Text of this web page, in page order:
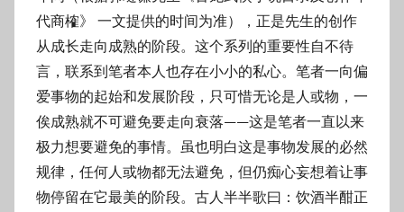
代商榷》 一文提供的时间为准），正是先生的创作
从成长走向成熟的阶段。这个系列的重要性自不待
言，联系到笔者本人也存在小小的私心。笔者一向偏
爱事物的起始和发展阶段，只可惜无论是人或物，一
俟成熟就不可避免要走向衰落——这是笔者一直以来
极力想要避免的事情。虽也明白这是事物发展的必然
规律，任何人或物都无法避免，但仍痴心妄想着让事
物停留在它最美的阶段。古人半半歌曰：饮酒半酣正